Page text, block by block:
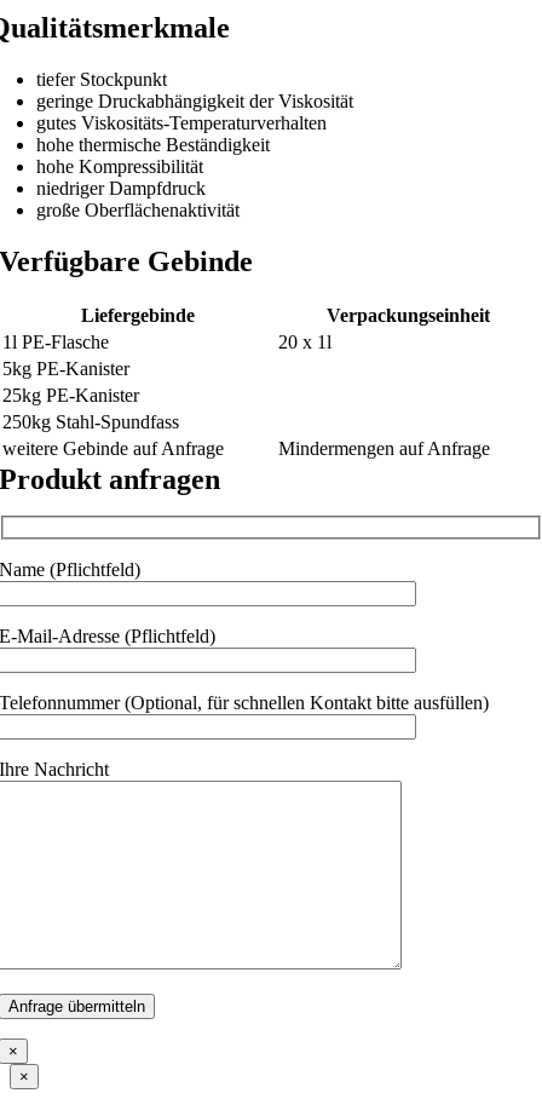
tiefer Stockpunkt
geringe Druckabhängigkeit der Viskosität
gutes Viskositäts-Temperaturverhalten
hohe thermische Beständigkeit
hohe Kompressibilität
niedriger Dampfdruck
große Oberflächenaktivität
Verfügbare Gebinde
Liefergebinde
Verpackungseinheit
1l PE-Flasche
20 x 1l
5kg PE-Kanister
25kg PE-Kanister
250kg Stahl-Spundfass
weitere Gebinde auf Anfrage
Mindermengen auf Anfrage
Produkt anfragen
Name (Pflichtfeld)
E-Mail-Adresse (Pflichtfeld)
Telefonnummer (Optional, für schnellen Kontakt bitte ausfüllen)
Ihre Nachricht
×
Close
product
×